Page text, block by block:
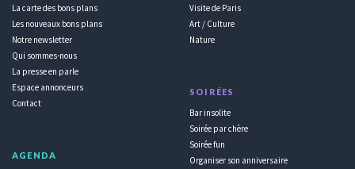
La carte des bons plans
Les nouveaux bons plans
Notre newsletter
Qui sommes-nous
La presse en parle
Espace annonceurs
Contact
AGENDA
Visite de Paris
Art / Culture
Nature
SOIRÉES
Bar insolite
Soirée par chère
Soirée fun
Organiser son anniversaire